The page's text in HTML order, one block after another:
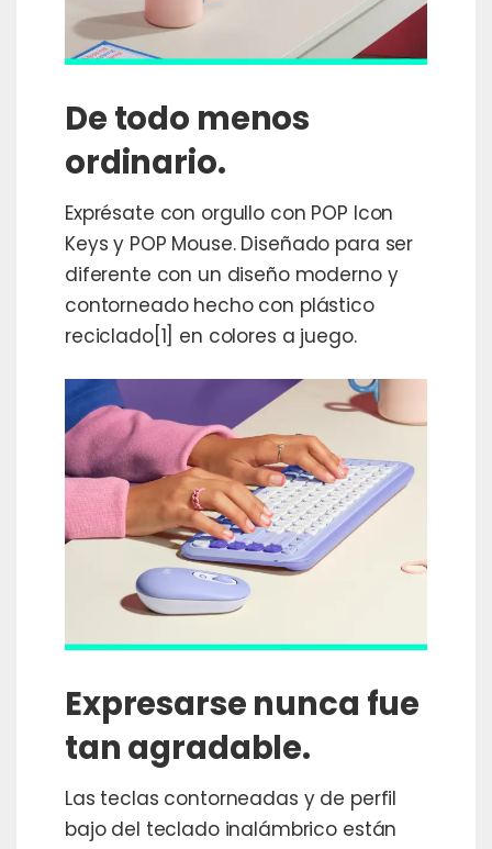
De todo menos
ordinario.
Exprésate con orgullo con POP Icon
Keys y POP Mouse. Diseñado para ser
diferente con un diseño moderno y
contorneado hecho con plástico
reciclado[1] en colores a juego.
Expresarse nunca fue
tan agradable.
Las teclas contorneadas y de perfil
bajo del teclado inalámbrico están